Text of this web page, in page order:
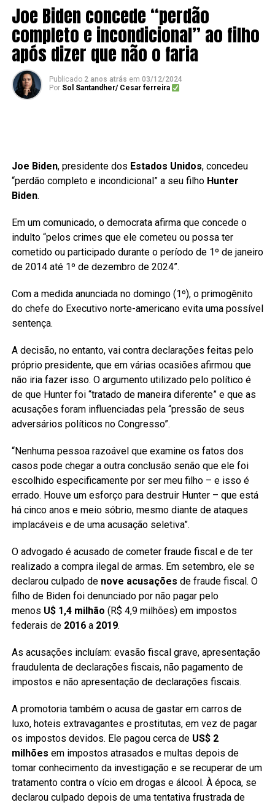
Joe Biden concede “perdão
completo e incondicional” ao filho
após dizer que não o faria
Publicado 2 anos atrás em 03/12/2024
Por Sol Santandher/ Cesar ferreira
Joe Biden, presidente dos Estados Unidos, concedeu
“perdão completo e incondicional” a seu filho Hunter
Biden.
Em um comunicado, o democrata afirma que concede o
indulto “pelos crimes que ele cometeu ou possa ter
cometido ou participado durante o período de 1º de janeiro
de 2014 até 1º de dezembro de 2024”.
Com a medida anunciada no domingo (1º), o primogênito
do chefe do Executivo norte-americano evita uma possível
sentença.
A decisão, no entanto, vai contra declarações feitas pelo
próprio presidente, que em várias ocasiões afirmou que
não iria fazer isso. O argumento utilizado pelo político é
de que Hunter foi “tratado de maneira diferente” e que as
acusações foram influenciadas pela “pressão de seus
adversários políticos no Congresso”.
“Nenhuma pessoa razoável que examine os fatos dos
casos pode chegar a outra conclusão senão que ele foi
escolhido especificamente por ser meu filho – e isso é
errado. Houve um esforço para destruir Hunter – que está
há cinco anos e meio sóbrio, mesmo diante de ataques
implacáveis e de uma acusação seletiva”.
O advogado é acusado de cometer fraude fiscal e de ter
realizado a compra ilegal de armas. Em setembro, ele se
declarou culpado de nove acusações de fraude fiscal. O
filho de Biden foi denunciado por não pagar pelo
menos U$ 1,4 milhão (R$ 4,9 milhões) em impostos
federais de 2016 a 2019.
As acusações incluíam: evasão fiscal grave, apresentação
fraudulenta de declarações fiscais, não pagamento de
impostos e não apresentação de declarações fiscais.
A promotoria também o acusa de gastar em carros de
luxo, hoteis extravagantes e prostitutas, em vez de pagar
os impostos devidos. Ele pagou cerca de US$ 2
milhões em impostos atrasados e multas depois de
tomar conhecimento da investigação e se recuperar de um
tratamento contra o vício em drogas e álcool. À época, se
declarou culpado depois de uma tentativa frustrada de